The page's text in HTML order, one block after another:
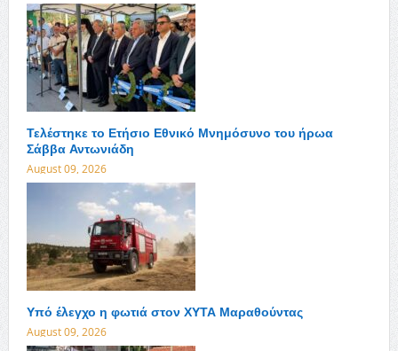
Τελέστηκε το Ετήσιο Εθνικό Μνημόσυνο του ήρωα
Σάββα Αντωνιάδη
August 09, 2026
Υπό έλεγχο η φωτιά στον ΧΥΤΑ Μαραθούντας
August 09, 2026